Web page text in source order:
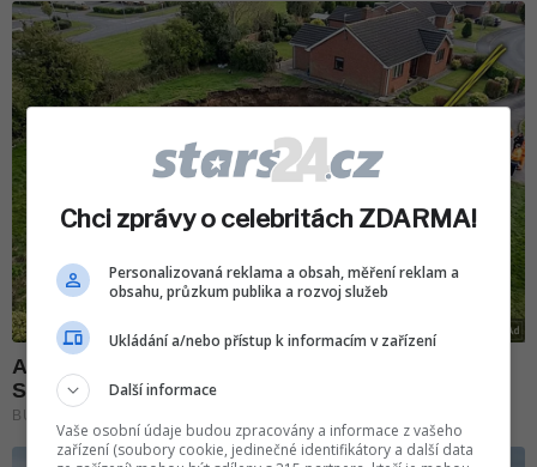
Chci zprávy o celebritách ZDARMA!
Personalizovaná reklama a obsah, měření reklam a
obsahu, průzkum publika a rozvoj služeb
Ukládání a/nebo přístup k informacím v zařízení
Další informace
Vaše osobní údaje budou zpracovány a informace z vašeho
zařízení (soubory cookie, jedinečné identifikátory a další data